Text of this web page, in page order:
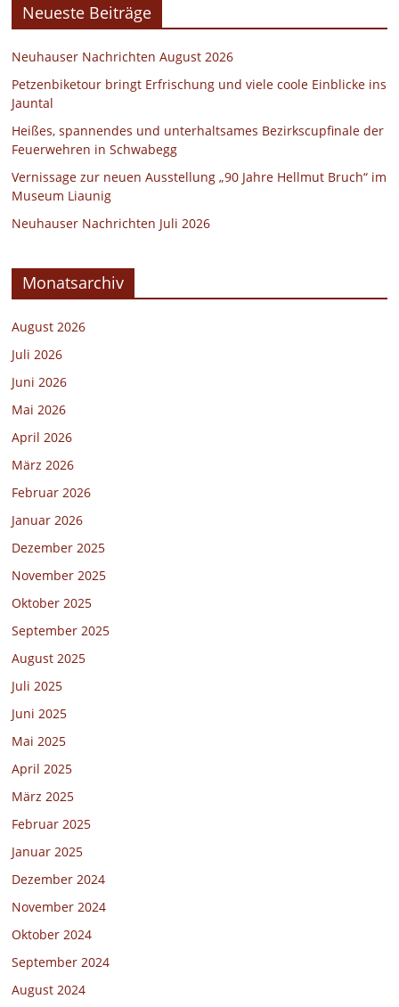
Neueste Beiträge
Neuhauser Nachrichten August 2026
Petzenbiketour bringt Erfrischung und viele coole Einblicke ins
Jauntal
Heißes, spannendes und unterhaltsames Bezirkscupfinale der
Feuerwehren in Schwabegg
Vernissage zur neuen Ausstellung „90 Jahre Hellmut Bruch“ im
Museum Liaunig
Neuhauser Nachrichten Juli 2026
Monatsarchiv
August 2026
Juli 2026
Juni 2026
Mai 2026
April 2026
März 2026
Februar 2026
Januar 2026
Dezember 2025
November 2025
Oktober 2025
September 2025
August 2025
Juli 2025
Juni 2025
Mai 2025
April 2025
März 2025
Februar 2025
Januar 2025
Dezember 2024
November 2024
Oktober 2024
September 2024
August 2024